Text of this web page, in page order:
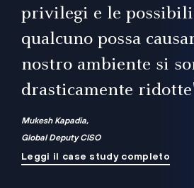
privilegi e le
qualcuno possa
nostro ambiente si
drasticamente
Mukesh Kapadia,
Global Deputy CISO
Leggi il case study completo